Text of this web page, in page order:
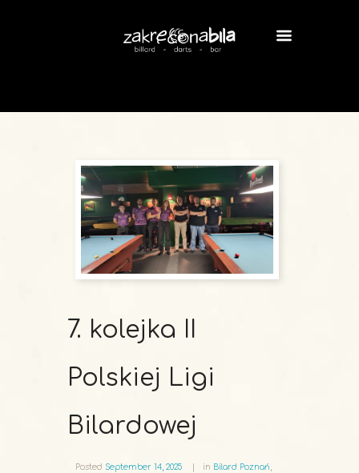
7. kolejka II
Polskiej Ligi
Bilardowej
Posted September 14, 2025 in Bilard Poznań